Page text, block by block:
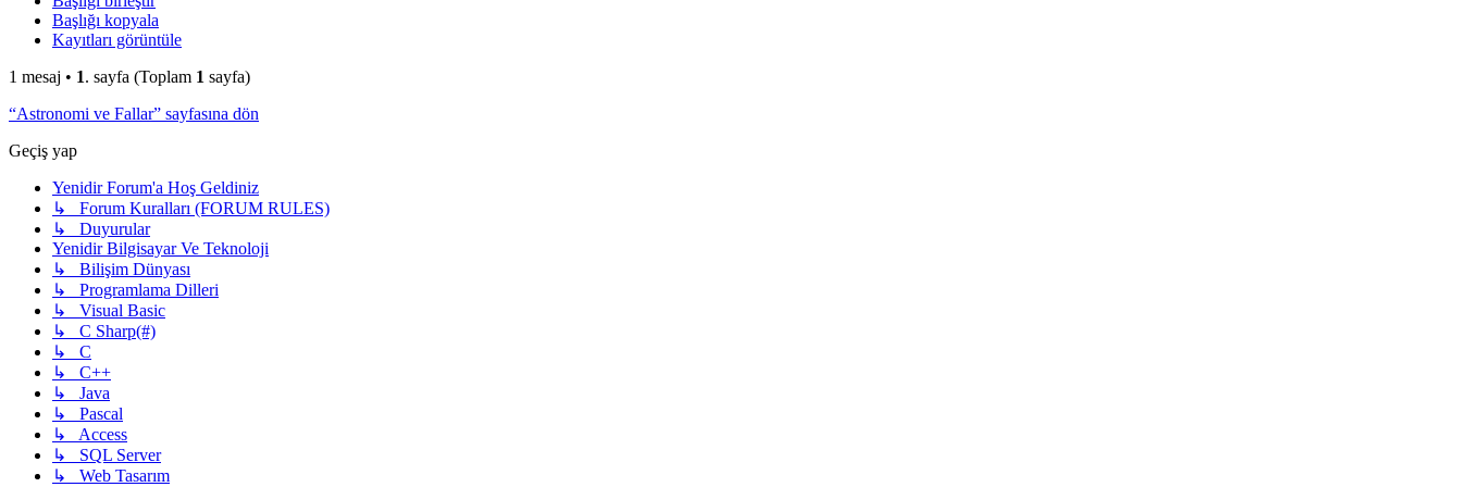
Başlığı kopyala
Kayıtları görüntüle
1 mesaj • 1. sayfa (Toplam 1 sayfa)
“Astronomi ve Fallar” sayfasına dön
Geçiş yap
Yenidir Forum'a Hoş Geldiniz
↳ Forum Kuralları (FORUM RULES)
↳ Duyurular
Yenidir Bilgisayar Ve Teknoloji
↳ Bilişim Dünyası
↳ Programlama Dilleri
↳ Visual Basic
↳ C Sharp(#)
↳ C
↳ C++
↳ Java
↳ Pascal
↳ Access
↳ SQL Server
↳ Web Tasarım